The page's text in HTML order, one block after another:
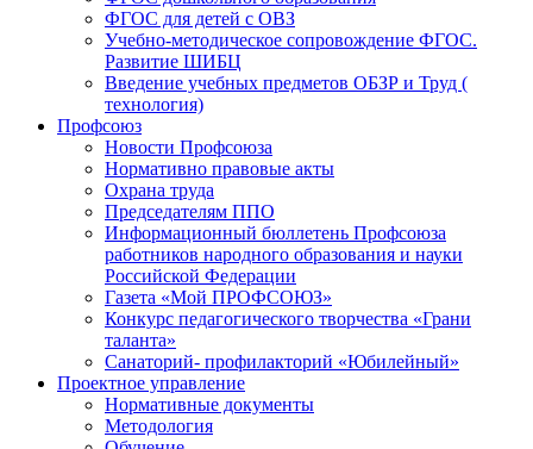
ФГОС для детей с ОВЗ
Учебно-методическое сопровождение ФГОС.
Развитие ШИБЦ
Введение учебных предметов ОБЗР и Труд (
технология)
Профсоюз
Новости Профсоюза
Нормативно правовые акты
Охрана труда
Председателям ППО
Информационный бюллетень Профсоюза
работников народного образования и науки
Российской Федерации
Газета «Мой ПРОФСОЮЗ»
Конкурс педагогического творчества «Грани
таланта»
Санаторий- профилакторий «Юбилейный»
Проектное управление
Нормативные документы
Методология